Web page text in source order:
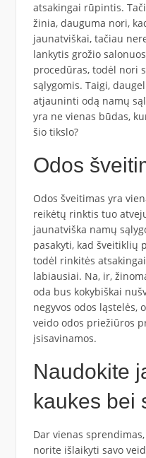
atsakingai rūpintis.
žinia, dauguma nori,
jaunatviškai, tačiau
lankytis grožio
procedūras, todėl nori
sąlygomis. Taigi,
atjauninti odą namų
yra ne vienas būdas,
šio tikslo?
Odos
Odos šveitimas yra
reikėtų rinktis tuo
jaunatviška namų
pasakyti, kad šveitiklių
todėl rinkitės
labiausiai. Na, ir,
oda bus kokybiškai
negyvos odos ląstelės,
veido odos priežiūros
įsisavinamos.
Naudokite
kaukes bei
Dar vienas
norite išlaikyti savo